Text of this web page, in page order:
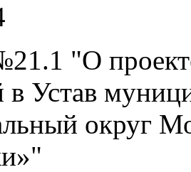
"О
Устав
округ